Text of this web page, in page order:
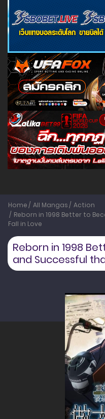
Home All Mangas
Action
Reborn in 1998 Better to
Fall in Love
Reborn in 1998
and Successful